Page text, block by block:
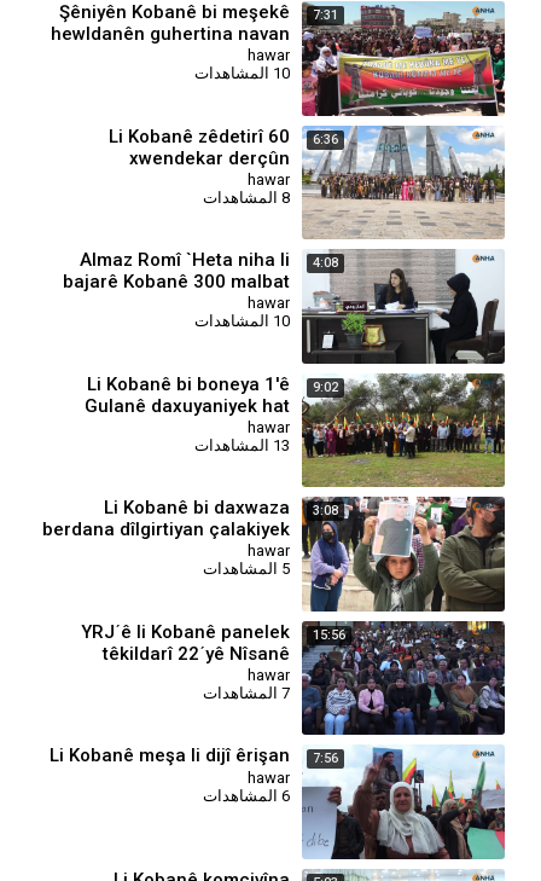
7:31
Şêniyên Kobanê bi meşekê
hewldanên guhertina navan
şermezar kir
hawar
10 المشاهدات
6:36
⁣⁣Li Kobanê zêdetirî 60
xwendekar derçûn
hawar
8 المشاهدات
4:08
Almaz Romî `Heta niha li
bajarê Kobanê 300 malbat
neqeydkirî hatin e qeydkirin`
hawar
10 المشاهدات
9:02
⁣Li Kobanê bi boneya 1'ê
Gulanê daxuyaniyek hat
dayîn
hawar
13 المشاهدات
3:08
Li Kobanê bi daxwaza
berdana dîlgirtiyan çalakiyek
li dar ket
hawar
5 المشاهدات
15:56
YRJˊê li Kobanê panelek
têkildarî 22ˊyê Nîsanê
organîze kir
hawar
7 المشاهدات
7:56
⁣Li Kobanê meşa li dijî êrişan
hawar
6 المشاهدات